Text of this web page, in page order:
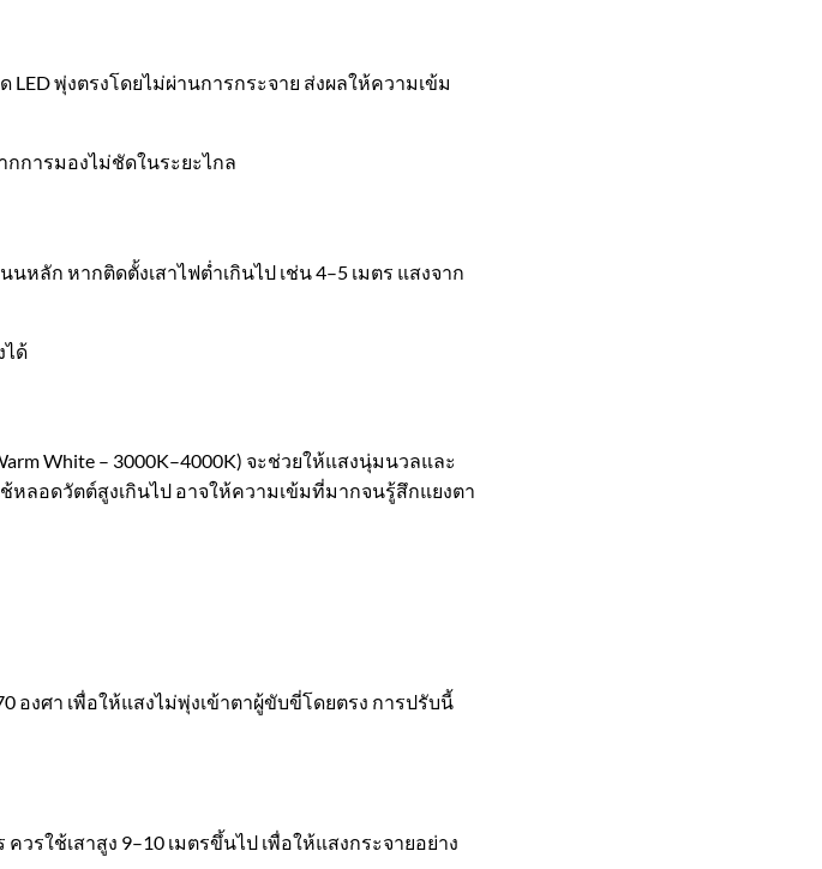
LED พุ่งตรงโดยไม่ผ่านการกระจาย ส่งผลให้ความเข้ม
การมองไม่ชัดในระยะไกล
ลัก หากติดตั้งเสาไฟต่ำเกินไป เช่น 4–5 เมตร แสงจาก
ได้
White – 3000K–4000K) จะช่วยให้แสงนุ่มนวลและ
ลอดวัตต์สูงเกินไป อาจให้ความเข้มที่มากจนรู้สึกแยงตา
งศา เพื่อให้แสงไม่พุ่งเข้าตาผู้ขับขี่โดยตรง การปรับนี้
ใช้เสาสูง 9–10 เมตรขึ้นไป เพื่อให้แสงกระจายอย่าง